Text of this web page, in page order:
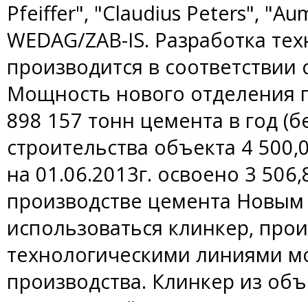
Pfeiffer", "Claudius Peters",
WEDAG/ZAB-IS. Разработка
производится в
Мощность нового отделения
898 157 тонн цемента в год
строительства объекта 4
на 01.06.2013г. освоено 3
производстве цемента
использоваться клинкер,
технологическими линиями
производства. Клинкер из